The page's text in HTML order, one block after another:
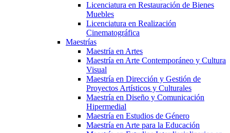
Licenciatura en Restauración de Bienes
Muebles
Licenciatura en Realización
Cinematográfica
Maestrías
Maestría en Artes
Maestría en Arte Contemporáneo y Cultura
Visual
Maestría en Dirección y Gestión de
Proyectos Artísticos y Culturales
Maestría en Diseño y Comunicación
Hipermedial
Maestría en Estudios de Género
Maestría en Arte para la Educación